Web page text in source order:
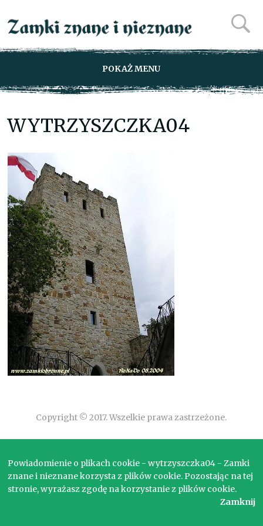
POKAŻ MENU
WYTRZYSZCZKA04
Copyright © 2017. Wszelkie prawa zastrzeżone.
Powiadomienie o plikach cookie - wytrzyszczka04 - Zamki
znane i nieznane korzysta z plików cookie. Pozostając na tej
stronie, wyrażasz zgodę na korzystanie z plików cookie.
Zamknij